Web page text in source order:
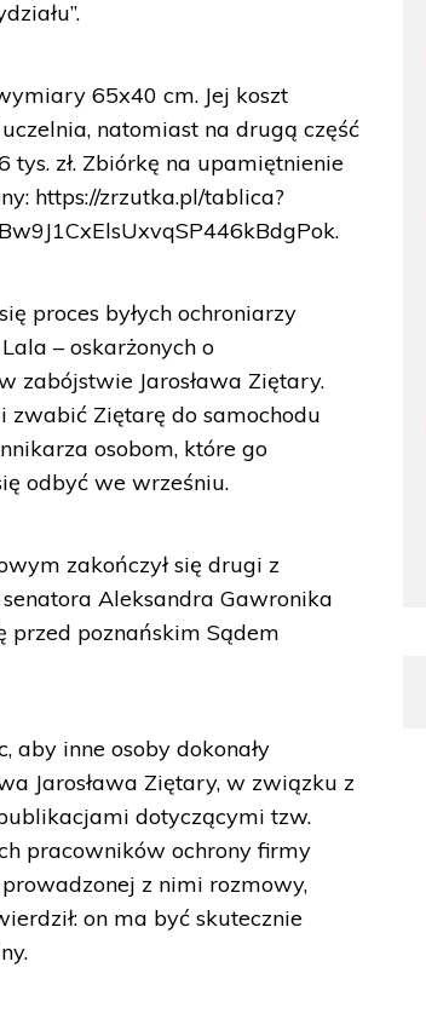
65x40 cm. Jej koszt
natomiast na drugą część
zł. Zbiórkę na upamiętnienie
https://zrzutka.pl/tablica?
proces byłych ochroniarzy
– oskarżonych o
zabójstwie Jarosława Ziętary.
zwabić Ziętarę do samochodu
osobom, które go
odbyć we wrześniu.
zakończył się drugi z
Aleksandra Gawronika
przed poznańskim Sądem
aby inne osoby dokonały
Jarosława Ziętary, w związku z
dotyczącymi tzw.
pracowników ochrony firmy
z nimi rozmowy,
on ma być skutecznie